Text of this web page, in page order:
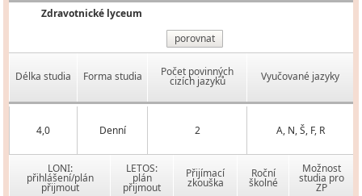
Zdravotnické lyceum
porovnat
Délka studia Forma studia Počet povinných
cizích jazyků Vyučované jazyky
4,0 Denní 2 A, N, Š, F, R
LONI:
přihlášení/plán
přijmout
LETOS:
plán
přijmout
Přijímací
zkouška
Roční
školné
Možnost
studia pro
ZP